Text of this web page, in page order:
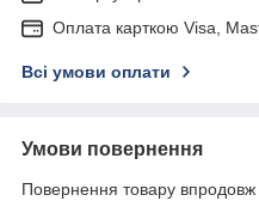
Оплата карткою Visa,
Всі умови оплати
Умови повернення
Повернення товару впродовж